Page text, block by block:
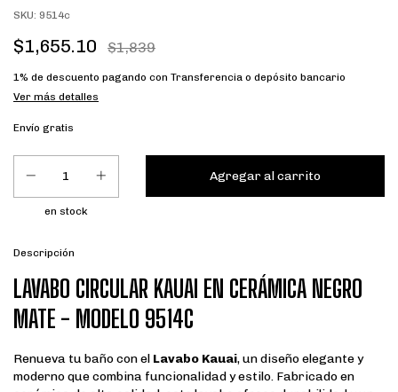
SKU: 9514c
$1,655.10 $1,839
1% de descuento pagando con Transferencia o depósito bancario
Ver más detalles
Envío gratis
en stock
Descripción
LAVABO CIRCULAR KAUAI EN CERÁMICA NEGRO
MATE - MODELO 9514C
Renueva tu baño con el Lavabo Kauai, un diseño elegante y
moderno que combina funcionalidad y estilo. Fabricado en